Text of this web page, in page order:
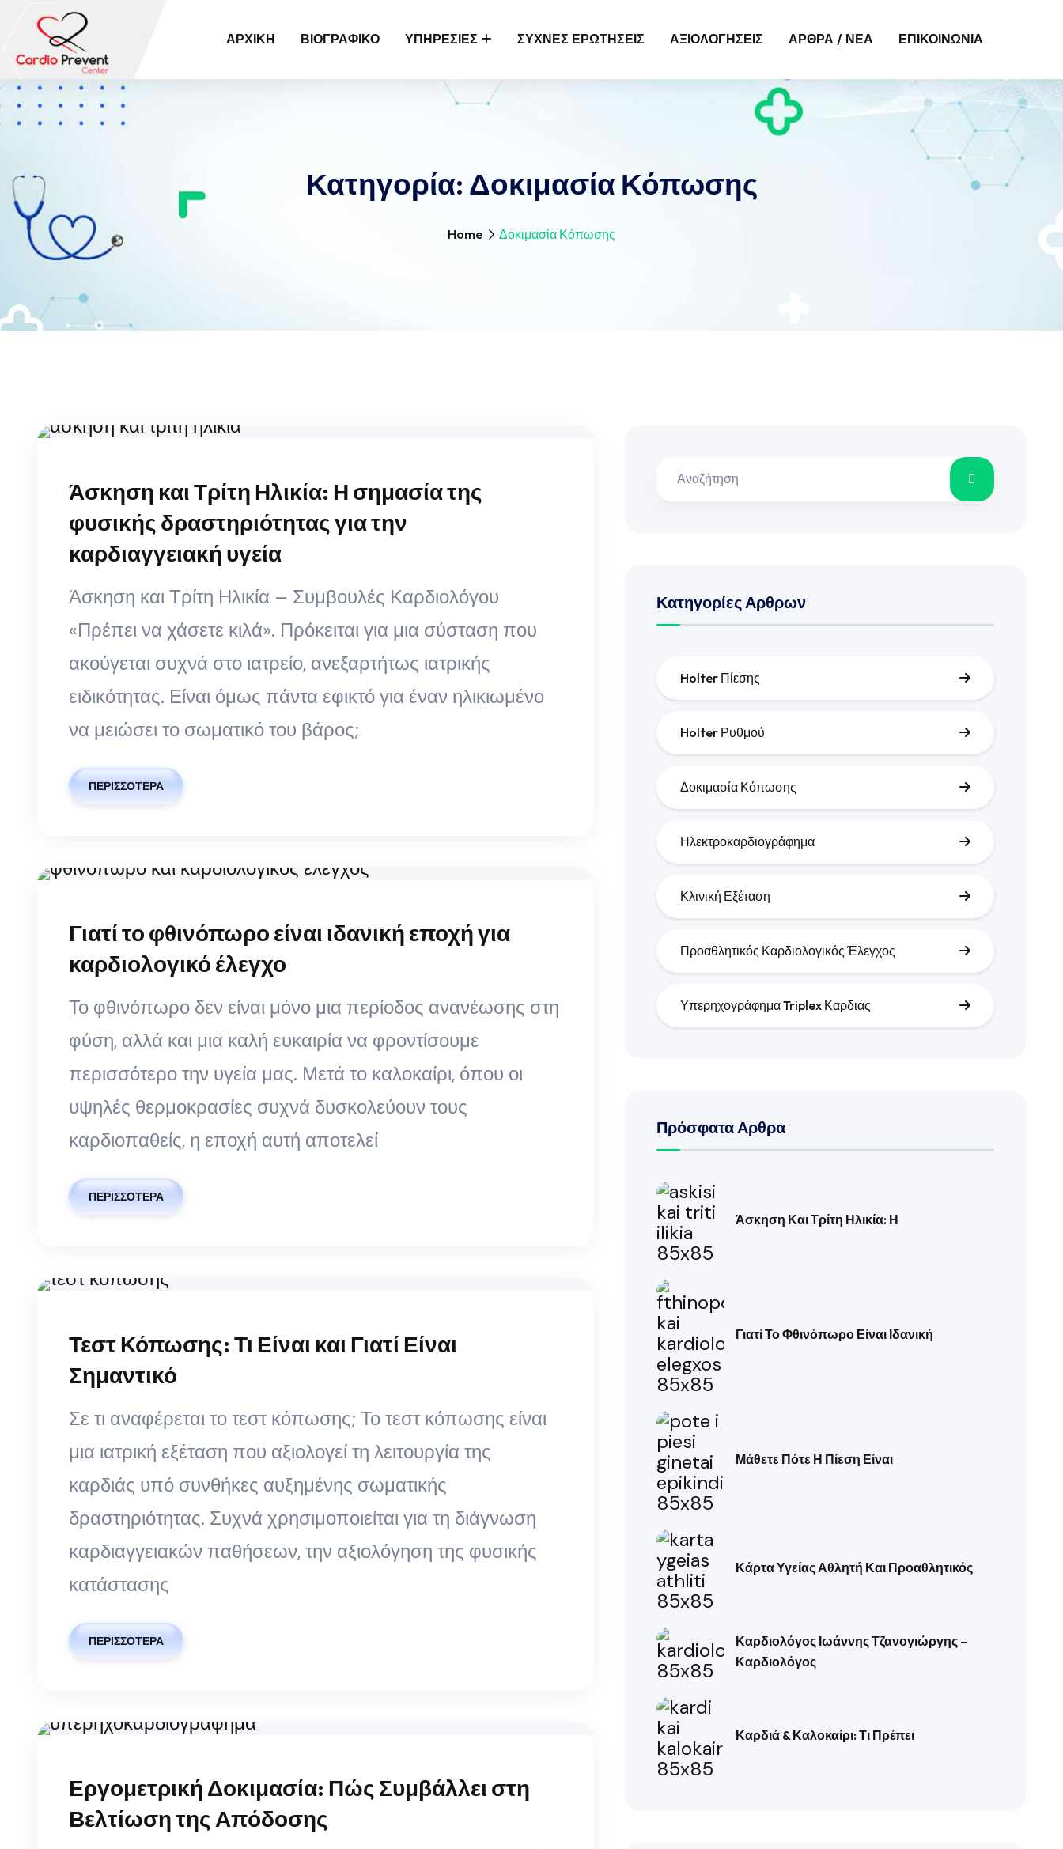
ΑΡΧΙΚΉ ΒΙΟΓΡΑΦΙΚΌ ΥΠΗΡΕΣΊΕΣ ΣΥΧΝΈΣ ΕΡΩΤΉΣΕΙΣ ΑΞΙΟΛΟΓΉΣΕΙΣ ΑΡΘΡΑ / ΝΈΑ ΕΠΙΚΟΙΝΩΝΊΑ
Κατηγορία: Δοκιμασία Κόπωσης
Home Δοκιμασία Κόπωσης
Άσκηση και Τρίτη Ηλικία: Η σημασία της
φυσικής δραστηριότητας για την
καρδιαγγειακή υγεία
Άσκηση και Τρίτη Ηλικία – Συμβουλές Καρδιολόγου
«Πρέπει να χάσετε κιλά». Πρόκειται για μια σύσταση που
ακούγεται συχνά στο ιατρείο, ανεξαρτήτως ιατρικής
ειδικότητας. Είναι όμως πάντα εφικτό για έναν ηλικιωμένο
να μειώσει το σωματικό του βάρος;
ΠΕΡΙΣΣΌΤΕΡΑ
Γιατί το φθινόπωρο είναι ιδανική εποχή για
καρδιολογικό έλεγχο
Το φθινόπωρο δεν είναι μόνο μια περίοδος ανανέωσης στη
φύση, αλλά και μια καλή ευκαιρία να φροντίσουμε
περισσότερο την υγεία μας. Μετά το καλοκαίρι, όπου οι
υψηλές θερμοκρασίες συχνά δυσκολεύουν τους
καρδιοπαθείς, η εποχή αυτή αποτελεί
ΠΕΡΙΣΣΌΤΕΡΑ
Τεστ Κόπωσης: Τι Είναι και Γιατί Είναι
Σημαντικό
Σε τι αναφέρεται το τεστ κόπωσης; Το τεστ κόπωσης είναι
μια ιατρική εξέταση που αξιολογεί τη λειτουργία της
καρδιάς υπό συνθήκες αυξημένης σωματικής
δραστηριότητας. Συχνά χρησιμοποιείται για τη διάγνωση
καρδιαγγειακών παθήσεων, την αξιολόγηση της φυσικής
κατάστασης
ΠΕΡΙΣΣΌΤΕΡΑ
Εργομετρική Δοκιμασία: Πώς Συμβάλλει στη
Βελτίωση της Απόδοσης
Κατηγορίες Αρθρων
Holter Πίεσης
Holter Ρυθμού
Δοκιμασία Κόπωσης
Ηλεκτροκαρδιογράφημα
Κλινική Εξέταση
Προαθλητικός Καρδιολογικός Έλεγχος
Υπερηχογράφημα Triplex Καρδιάς
Πρόσφατα Αρθρα
Άσκηση Και Τρίτη Ηλικία: Η
Γιατί Το Φθινόπωρο Είναι Ιδανική
Μάθετε Πότε Η Πίεση Είναι
Κάρτα Υγείας Αθλητή Και Προαθλητικός
Καρδιολόγος Ιωάννης Τζανογιώργης –
Καρδιολόγος
Καρδιά & Καλοκαίρι: Τι Πρέπει